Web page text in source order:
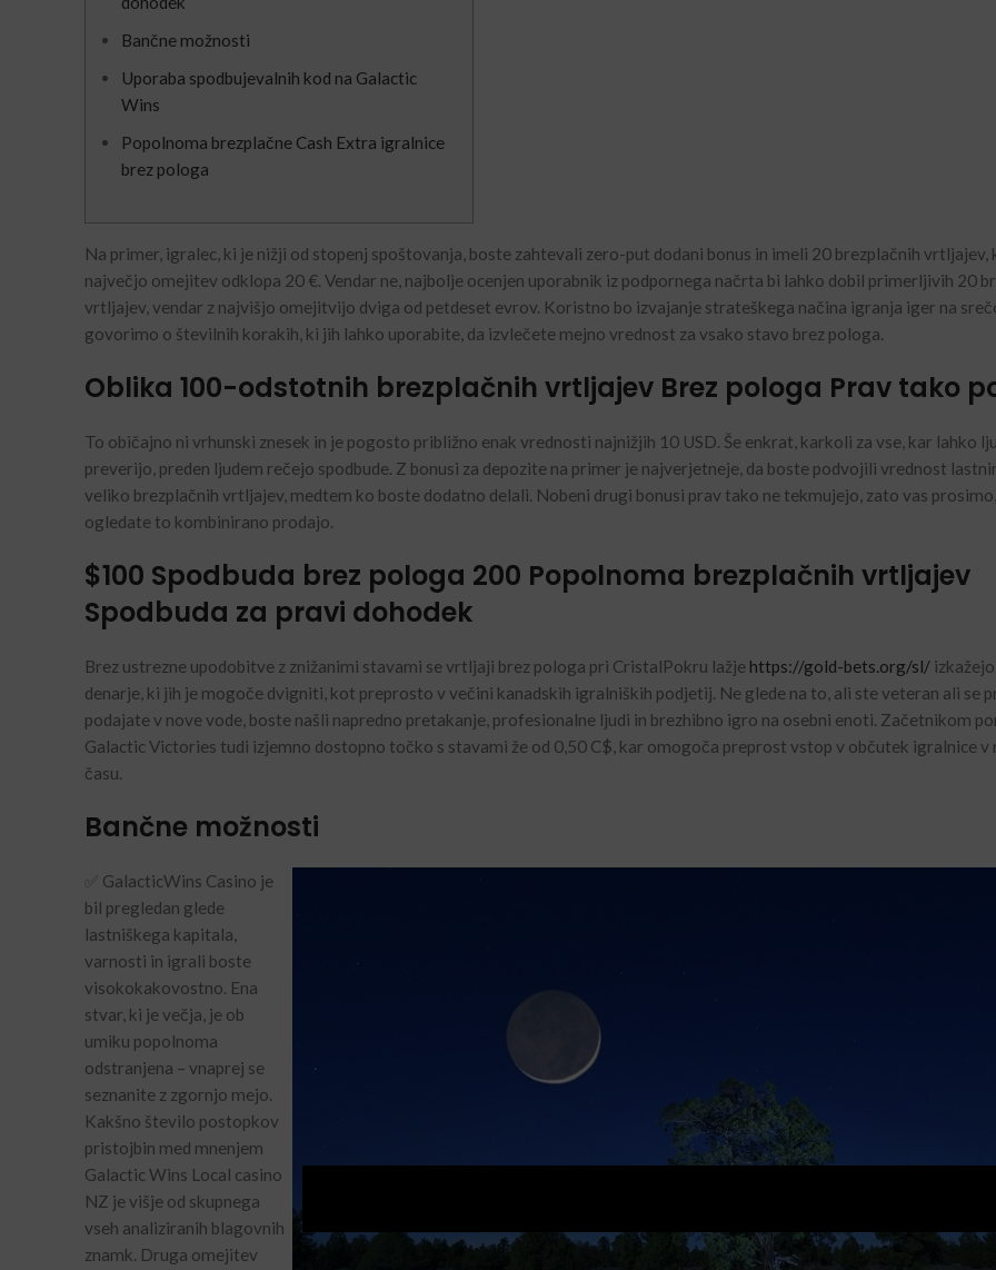
Bančne možnosti
Uporaba spodbujevalnih kod na Galactic
Wins
Popolnoma brezplačne Cash Extra igralnice
brez pologa
Na primer, igralec, ki je nižji od stopenj spoštovanja, boste zahtevali zero-put dodani bonus in imeli 20 brezplačnih vrtljajev,
največjo omejitev odklopa 20 €. Vendar ne, najbolje ocenjen uporabnik iz podpornega načrta bi lahko dobil primerljivih 20
vrtljajev, vendar z najvišjo omejitvijo dviga od petdeset evrov. Koristno bo izvajanje strateškega načina igranja iger na
govorimo o številnih korakih, ki jih lahko uporabite, da izvlečete mejno vrednost za vsako stavo brez pologa.
Oblika 100-odstotnih brezplačnih vrtljajev Brez pologa Prav tako
To običajno ni vrhunski znesek in je pogosto približno enak vrednosti najnižjih 10 USD. Še enkrat, karkoli za vse, kar lahko
preverijo, preden ljudem rečejo spodbude. Z bonusi za depozite na primer je najverjetneje, da boste podvojili vrednost
veliko brezplačnih vrtljajev, medtem ko boste dodatno delali. Nobeni drugi bonusi prav tako ne tekmujejo, zato vas
ogledate to kombinirano prodajo.
$100 Spodbuda brez pologa 200 Popolnoma brezplačnih vrtljajev
Spodbuda za pravi dohodek
Brez ustrezne upodobitve z znižanimi stavami se vrtljaji brez pologa pri CristalPokru lažje https://gold-bets.org/sl/ izkažejo
denarje, ki jih je mogoče dvigniti, kot preprosto v večini kanadskih igralniških podjetij. Ne glede na to, ali ste veteran ali se
podajate v nove vode, boste našli napredno pretakanje, profesionalne ljudi in brezhibno igro na osebni enoti. Začetnikom
Galactic Victories tudi izjemno dostopno točko s stavami že od 0,50 C$, kar omogoča preprost vstop v občutek igralnice v
času.
Bančne možnosti
✅ GalacticWins Casino je
bil pregledan glede
lastniškega kapitala,
varnosti in igrali boste
visokokakovostno. Ena
stvar, ki je večja, je ob
umiku popolnoma
odstranjena – vnaprej se
seznanite z zgornjo mejo.
Kakšno število postopkov
pristojbin med mnenjem
Galactic Wins Local casino
NZ je višje od skupnega
vseh analiziranih blagovnih
znamk. Druga omejitev